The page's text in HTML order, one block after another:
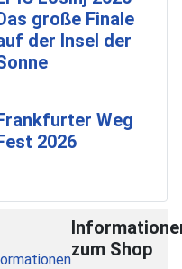
große Finale
der Insel der
Weg
2026
zum Shop